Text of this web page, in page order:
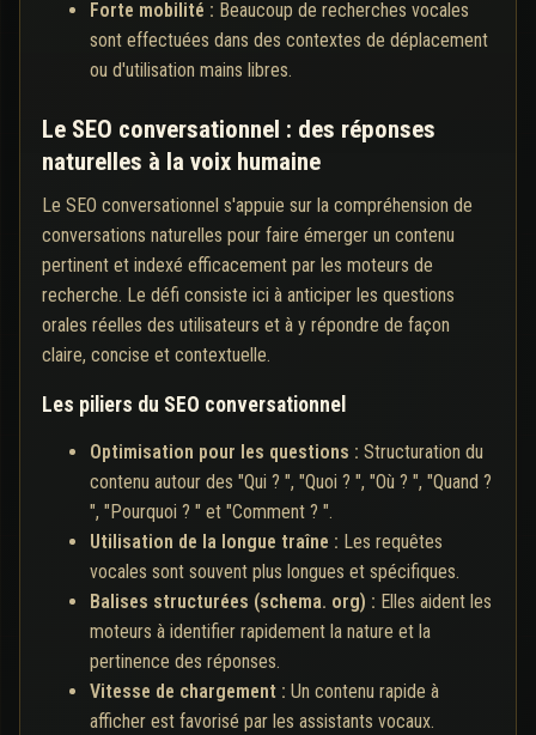
Forte mobilité : Beaucoup de recherches vocales
sont effectuées dans des contextes de déplacement
ou d'utilisation mains libres.
Le SEO conversationnel : des réponses
naturelles à la voix humaine
Le SEO conversationnel s'appuie sur la compréhension de
conversations naturelles pour faire émerger un contenu
pertinent et indexé efficacement par les moteurs de
recherche. Le défi consiste ici à anticiper les questions
orales réelles des utilisateurs et à y répondre de façon
claire, concise et contextuelle.
Les piliers du SEO conversationnel
Optimisation pour les questions : Structuration du
contenu autour des "Qui ? ", "Quoi ? ", "Où ? ", "Quand ?
", "Pourquoi ? " et "Comment ? ".
Utilisation de la longue traîne : Les requêtes
vocales sont souvent plus longues et spécifiques.
Balises structurées (schema. org) : Elles aident les
moteurs à identifier rapidement la nature et la
pertinence des réponses.
Vitesse de chargement : Un contenu rapide à
afficher est favorisé par les assistants vocaux.